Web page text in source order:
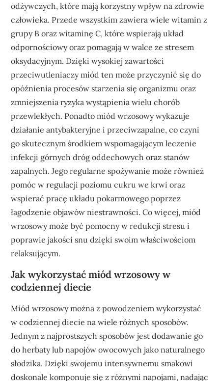
odżywczych, które mają korzystny wpływ na zdrowie
człowieka. Przede wszystkim zawiera wiele witamin z
grupy B oraz witaminę C, które wspierają układ
odpornościowy oraz pomagają w walce ze stresem
oksydacyjnym. Dzięki wysokiej zawartości
przeciwutleniaczy miód ten może przyczynić się do
opóźnienia procesów starzenia się organizmu oraz
zmniejszenia ryzyka wystąpienia wielu chorób
przewlekłych. Ponadto miód wrzosowy wykazuje
działanie antybakteryjne i przeciwzapalne, co czyni
go skutecznym środkiem wspomagającym leczenie
infekcji górnych dróg oddechowych oraz stanów
zapalnych. Jego regularne spożywanie może również
pomóc w regulacji poziomu cukru we krwi oraz
wspierać pracę układu pokarmowego poprzez
łagodzenie objawów niestrawności. Co więcej, miód
wrzosowy może być pomocny w redukcji stresu i
poprawie jakości snu dzięki swoim właściwościom
relaksującym.
Jak wykorzystać miód wrzosowy w
codziennej diecie
Miód wrzosowy można z powodzeniem wykorzystać
w codziennej diecie na wiele różnych sposobów.
Jednym z najprostszych sposobów jest dodawanie go
do herbaty lub napojów owocowych jako naturalnego
słodzika. Dzięki swojemu intensywnemu smakowi
doskonale komponuje się z różnymi napojami, nadając